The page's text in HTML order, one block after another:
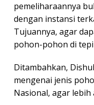
pemeliharaannya
dengan instansi
Tujuannya, agar
pohon-pohon di
Ditambahkan,
mengenai jenis
Nasional, agar